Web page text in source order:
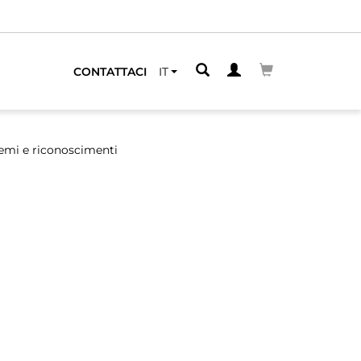
CONTATTACI IT
e riconoscimenti